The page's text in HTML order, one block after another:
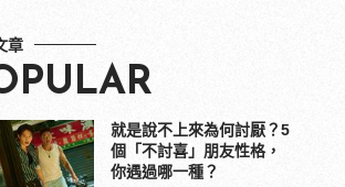
章
就是說不上來為何討厭？5
個「不討喜」朋友性格，
你遇過哪一種？